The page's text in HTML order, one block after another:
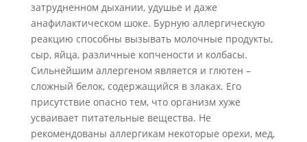
затрудненном дыхании, удушье и даже
анафилактическом шоке. Бурную аллергическую
реакцию способны вызывать молочные продукты,
сыр, яйца, различные копчености и колбасы.
Сильнейшим аллергеном является и глютен –
сложный белок, содержащийся в злаках. Его
присутствие опасно тем, что организм хуже
усваивает питательные вещества. Не
рекомендованы аллергикам некоторые орехи, мед,